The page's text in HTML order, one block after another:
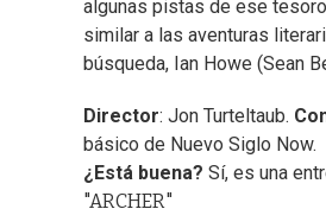
algunas pistas de ese
similar a las aventuras
búsqueda, Ian Howe (Sean
Director: Jon Turteltaub.
básico de Nuevo Siglo Now.
¿Está buena? Sí, es una
"ARCHER"